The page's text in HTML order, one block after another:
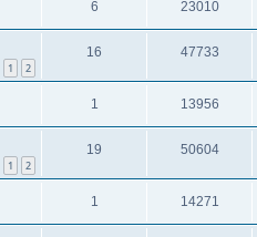
6 23010
1 2
16 47733
1 13956
1 2
19 50604
1 14271